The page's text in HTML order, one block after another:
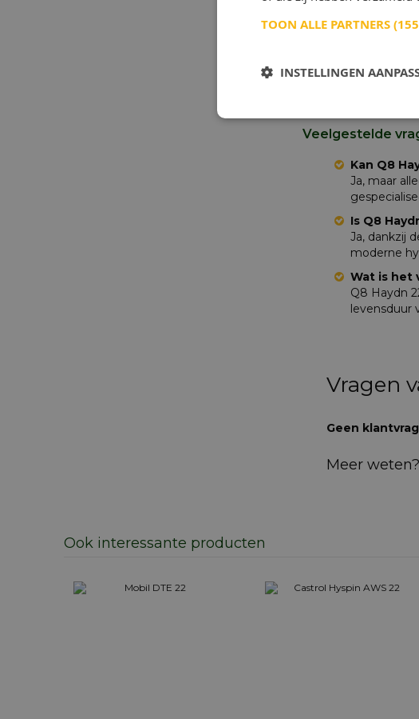
De Product
Veelgestelde
Kan Q8
Ja, maar
Is Q8
Ja, dankzij
moderne
Wat is het
Q8 Haydn
levensduur
Vragen
Geen
Meer weten?
Ook interessante producten
TOON ALLE PARTNERS
INSTELLINGEN